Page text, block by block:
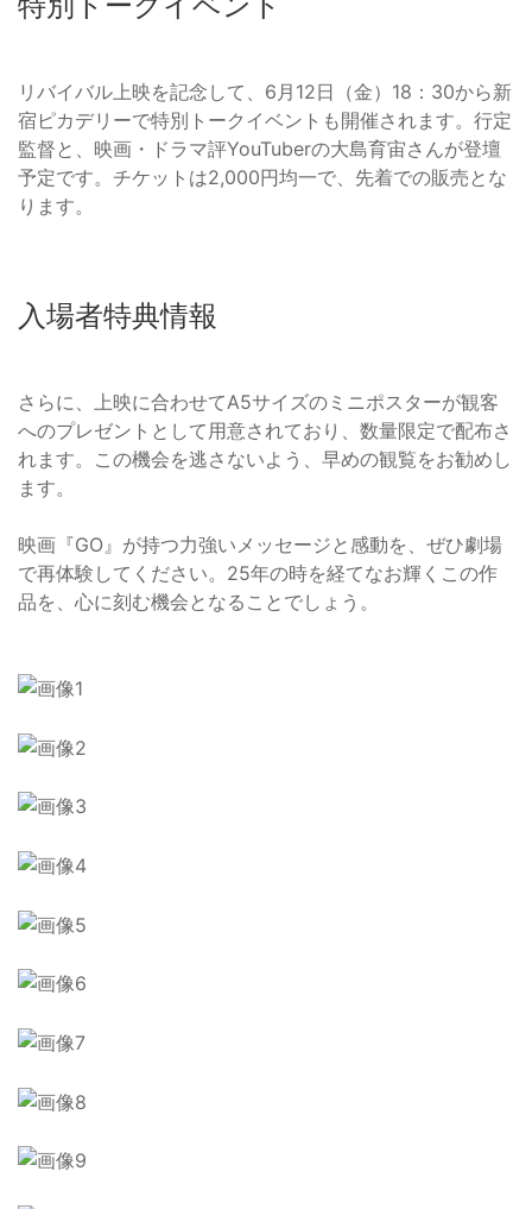
リバイバル上映を記念して、6月12日（金）18：30から新
宿ピカデリーで特別トークイベントも開催されます。行定
監督と、映画・ドラマ評YouTuberの大島育宙さんが登壇
予定です。チケットは2,000円均一で、先着での販売とな
ります。
入場者特典情報
さらに、上映に合わせてA5サイズのミニポスターが観客
へのプレゼントとして用意されており、数量限定で配布さ
れます。この機会を逃さないよう、早めの観覧をお勧めし
ます。
映画『GO』が持つ力強いメッセージと感動を、ぜひ劇場
で再体験してください。25年の時を経てなお輝くこの作
品を、心に刻む機会となることでしょう。